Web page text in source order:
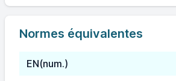
Normes équivalentes
EN(num.)